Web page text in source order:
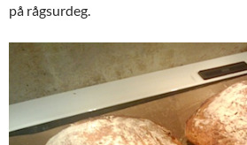
på rågsurdeg.